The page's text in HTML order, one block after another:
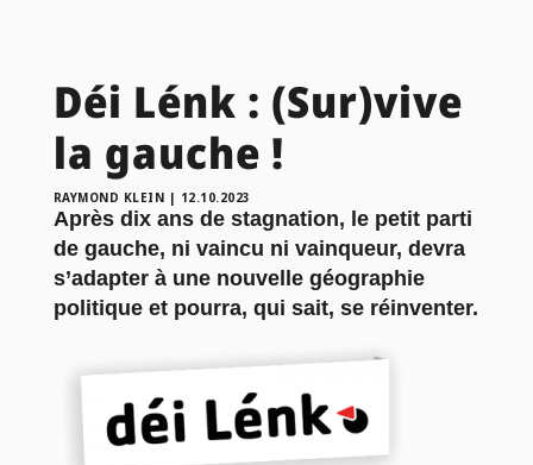
Déi Lénk : (Sur)vive
la gauche !
RAYMOND KLEIN | 12.10.2023
Après dix ans de stagnation, le petit parti
de gauche, ni vaincu ni vainqueur, devra
s’adapter à une nouvelle géographie
politique et pourra, qui sait, se réinventer.